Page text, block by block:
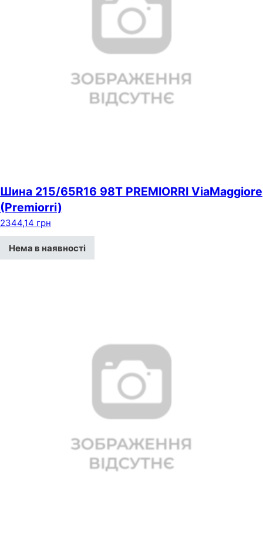
Шина 215/65R16 98T PREMIORRI ViaMaggiore
(Premiorri)
2344,14 грн
Нема в наявності